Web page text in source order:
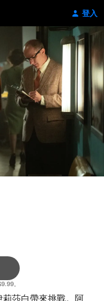
登入
。
莎白帶來挑戰。阿